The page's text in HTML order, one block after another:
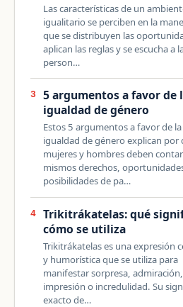
Las características de un
igualitario se perciben en la
que se distribuyen las
aplican las reglas y se escucha a
person…
3
5 argumentos a favor de
igualdad de género
Estos 5 argumentos a favor de la
igualdad de género explican por
mujeres y hombres deben
mismos derechos,
posibilidades de pa…
4
Trikitrákatelas: qué
cómo se utiliza
Trikitrákatelas es una expresión
y humorística que se utiliza para
manifestar sorpresa, admiración,
impresión o incredulidad. Su
exacto de…